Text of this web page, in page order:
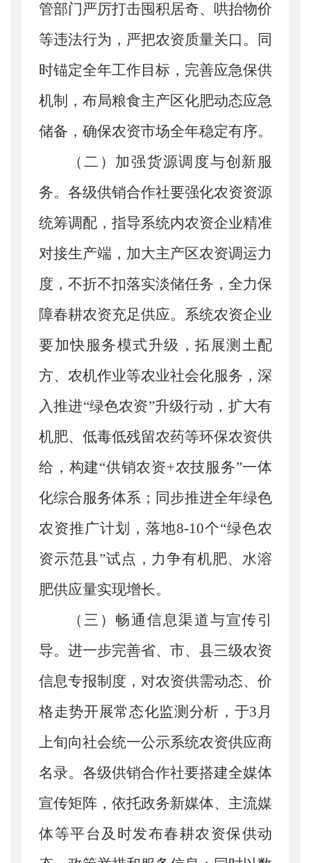
管部门严厉打击囤积居奇、哄抬物价
等违法行为，严把农资质量关口。同
时锚定全年工作目标，完善应急保供
机制，布局粮食主产区化肥动态应急
储备，确保农资市场全年稳定有序。
（二）加强货源调度与创新服
务。 各级供销合作社要强化农资资源
统筹调配，指导系统内农资企业精准
对接生产端，加大主产区农资调运力
度，不折不扣落实淡储任务，全力保
障春耕农资充足供应。系统农资企业
要加快服务模式升级，拓展测土配
方、农机作业等农业社会化服务，深
入推进“绿色农资”升级行动，扩大有
机肥、低毒低残留农药等环保农资供
给，构建“供销农资+农技服务”一体
化综合服务体系；同步推进全年绿色
农资推广计划， 落地8-10个“绿色农
资示范县”试点， 力争有机肥、水溶
肥供应量实现增长。
（三）畅通信息渠道与宣传引
导。 进一步完善省、市、县三级农资
信息专报制度，对农资供需动态、价
格走势开展常态化监测分析，于3月
上旬向社会统一公示系统农资供应商
名录。各级供销合作社要搭建全媒体
宣传矩阵，依托政务新媒体、主流媒
体等平台及时发布春耕农资保供动